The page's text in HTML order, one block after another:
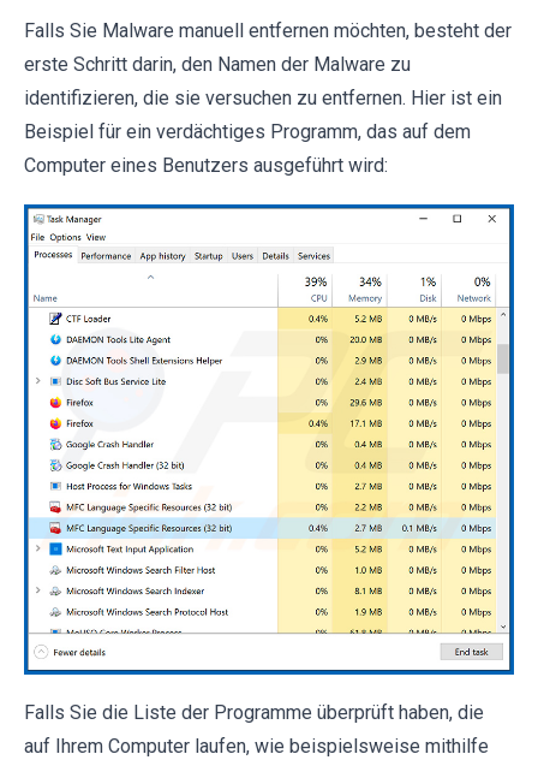
Falls Sie Malware manuell entfernen möchten, besteht der
erste Schritt darin, den Namen der Malware zu
identifizieren, die sie versuchen zu entfernen. Hier ist ein
Beispiel für ein verdächtiges Programm, das auf dem
Computer eines Benutzers ausgeführt wird:
Falls Sie die Liste der Programme überprüft haben, die
auf Ihrem Computer laufen, wie beispielsweise mithilfe